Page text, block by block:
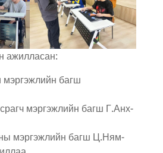
ажилласан:
багш
мэргэжлийн багш Г.Анх-
мэргэжлийн багш Ц.Ням-